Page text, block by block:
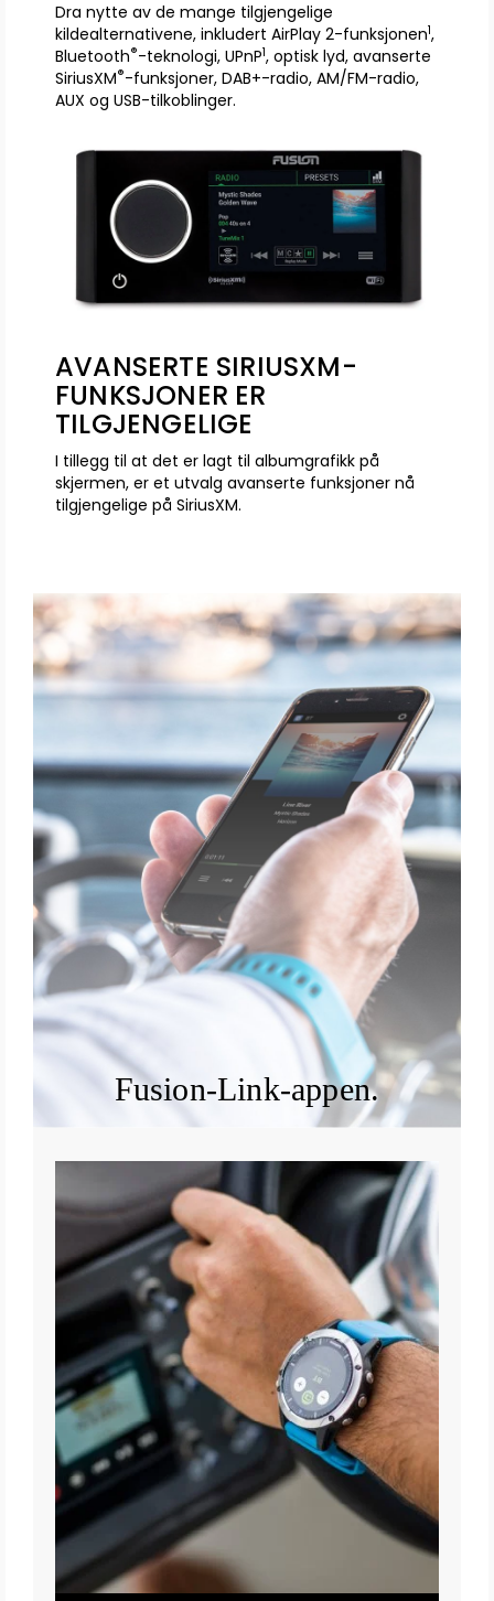
Dra nytte av de mange tilgjengelige
kildealternativene, inkludert AirPlay 2-funksjonen1,
Bluetooth®-teknologi, UPnP1, optisk lyd, avanserte
SiriusXM®-funksjoner, DAB+-radio, AM/FM-radio,
AUX og USB-tilkoblinger.
AVANSERTE SIRIUSXM-
FUNKSJONER ER
TILGJENGELIGE
I tillegg til at det er lagt til albumgrafikk på
skjermen, er et utvalg avanserte funksjoner nå
tilgjengelige på SiriusXM.
Fusion-Link-appen.